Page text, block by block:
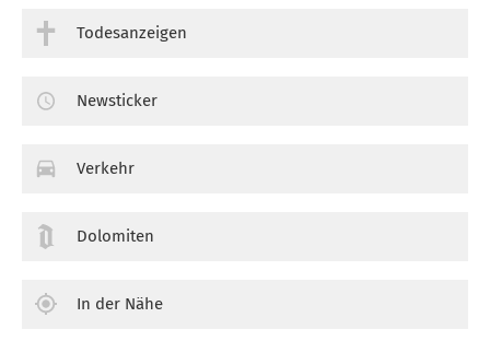
Todesanzeigen
Newsticker
Verkehr
Dolomiten
In der Nähe